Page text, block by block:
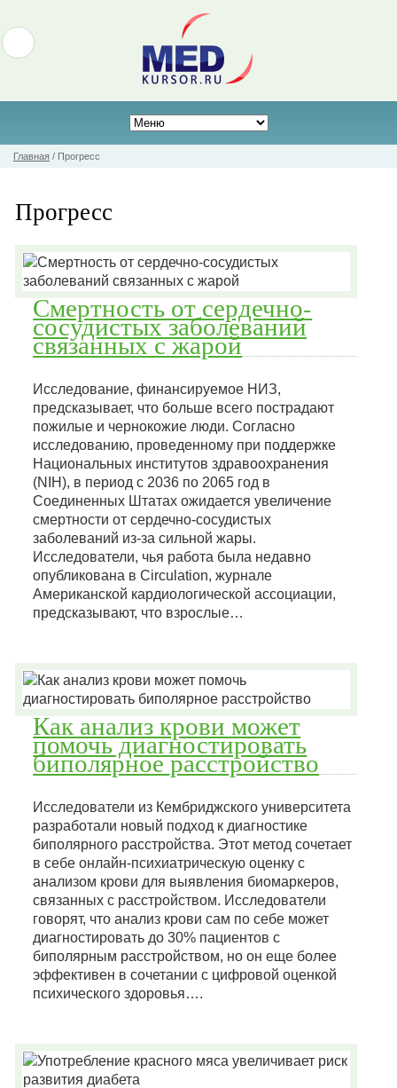
Главная / Прогресс
Прогресс
Смертность от сердечно-
сосудистых заболеваний
связанных с жарой
Исследование, финансируемое НИЗ,
предсказывает, что больше всего пострадают
пожилые и чернокожие люди. Согласно
исследованию, проведенному при поддержке
Национальных институтов здравоохранения
(NIH), в период с 2036 по 2065 год в
Соединенных Штатах ожидается увеличение
смертности от сердечно-сосудистых
заболеваний из-за сильной жары.
Исследователи, чья работа была недавно
опубликована в Circulation, журнале
Американской кардиологической ассоциации,
предсказывают, что взрослые…
Как анализ крови может
помочь диагностировать
биполярное расстройство
Исследователи из Кембриджского университета
разработали новый подход к диагностике
биполярного расстройства. Этот метод сочетает
в себе онлайн-психиатрическую оценку с
анализом крови для выявления биомаркеров,
связанных с расстройством. Исследователи
говорят, что анализ крови сам по себе может
диагностировать до 30% пациентов с
биполярным расстройством, но он еще более
эффективен в сочетании с цифровой оценкой
психического здоровья….